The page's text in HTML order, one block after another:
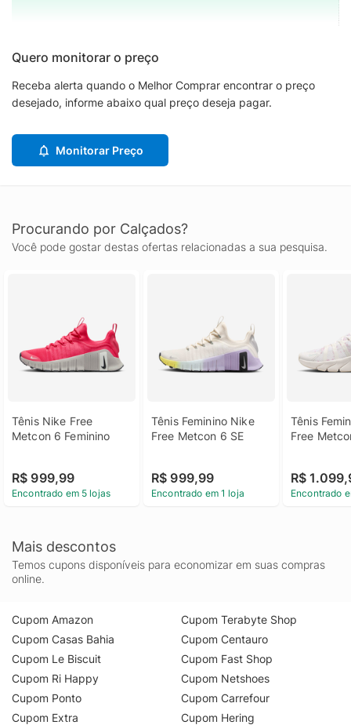
Quero monitorar o preço
Receba alerta quando o Melhor Comprar encontrar o preço
desejado, informe abaixo qual preço deseja pagar.
Monitorar Preço
Procurando por Calçados?
Você pode gostar destas ofertas relacionadas a sua pesquisa.
Tênis Nike Free
Metcon 6 Feminino
R$ 999,99
Encontrado em 5 lojas
Tênis Feminino Nike
Free Metcon 6 SE
R$ 999,99
Encontrado em 1 loja
Tênis
Free
R$
Encontrado
Mais descontos
Temos cupons disponíveis para economizar em suas compras
online.
Cupom Amazon
Cupom Casas Bahia
Cupom Le Biscuit
Cupom Ri Happy
Cupom Ponto
Cupom Extra
Cupom Terabyte Shop
Cupom Centauro
Cupom Fast Shop
Cupom Netshoes
Cupom Carrefour
Cupom Hering